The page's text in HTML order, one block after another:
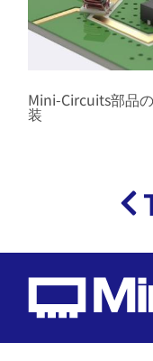
Mini-Circuits部品
装